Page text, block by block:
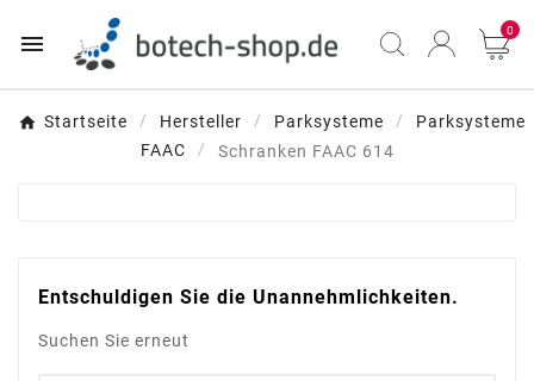
 0
Startseite Hersteller Parksysteme
Parksysteme
FAAC
Schranken FAAC 614
Entschuldigen Sie die Unannehmlichkeiten.
Suchen Sie erneut